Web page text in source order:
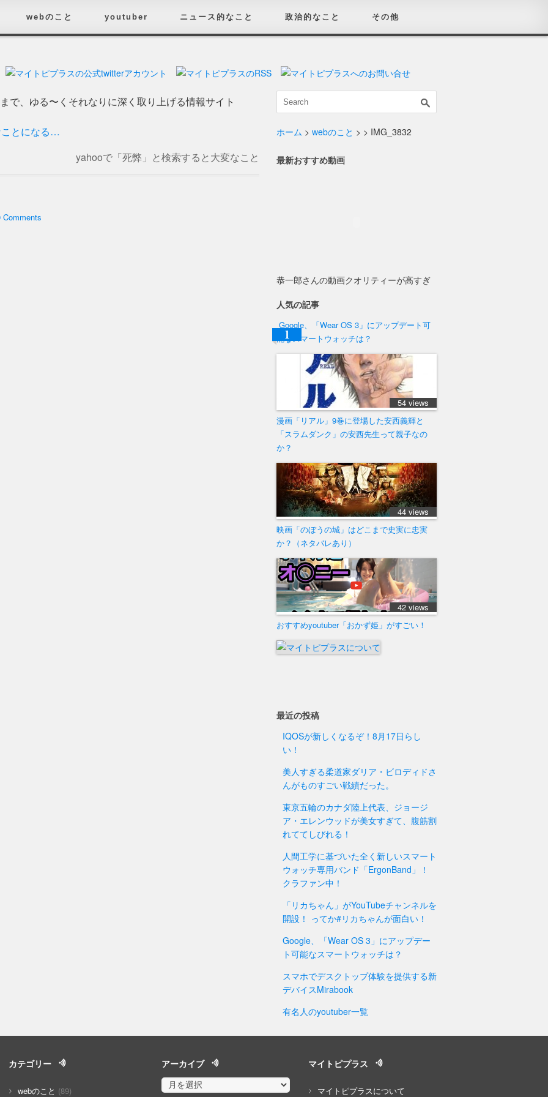
webのこと youtuber ニュース的なこと 政治的なこと その他
で、ゆる〜くそれなりに深く取り上げる情報サイト
ホーム > webのこと >
ことになる… > IMG_3832
yahooで「死弊」と検索すると大変なこと
Comments
最新おすすめ動画
恭一郎さんの動画クオリティーが高すぎ
人気の記事
Google、「Wear OS 3」にアップデート可
能なスマートウォッチは？
76 views
漫画「リアル」9巻に登場した安西義輝と
「スラムダンク」の安西先生って親子なの
か？
54 views
映画「のぼうの城」はどこまで史実に忠実
か？（ネタバレあり）
44 views
おすすめyoutuber「おかず姫」がすごい！
42 views
最近の投稿
IQOSが新しくなるぞ！8月17日らし
い！
美人すぎる柔道家ダリア・ビロディドさ
んがものすごい戦績だった。
東京五輪のカナダ陸上代表、ジョージ
ア・エレンウッドが美女すぎて、腹筋割
れててしびれる！
人間工学に基づいた全く新しいスマート
ウォッチ専用バンド「ErgonBand」！
クラファン中！
「リカちゃん」がYouTubeチャンネルを
開設！ ってか#リカちゃんが面白い！
Google、「Wear OS 3」にアップデー
ト可能なスマートウォッチは？
スマホでデスクトップ体験を提供する新
デバイスMirabook
有名人のyoutuber一覧
カテゴリー
webのこと (89)
アーカイブ マイトピプラス
マイトピプラスについて